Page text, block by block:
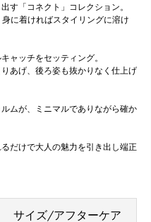
す「コネクト」コレクション。
身に着ければスタイリングに溶け
ャッチをセッティング。
あげ、後ろ姿も抜かりなく仕上げ
ムが、ミニマルでありながら確か
だけで大人の魅力を引き出し端正
サイズ/アフターケア